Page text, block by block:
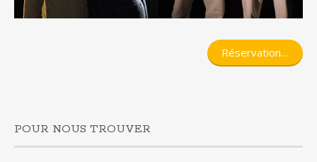
Réservation…
POUR NOUS TROUVER